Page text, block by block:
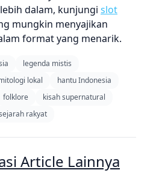
dalam, kunjungi slot
mungkin menyajikan
format yang menarik.
legenda mistis
lokal
hantu Indonesia
folklore
kisah supernatural
rakyat
Article Lainnya